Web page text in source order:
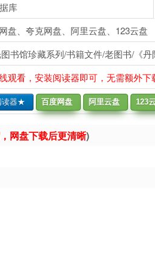
库
盘、夸克网盘、阿里云盘、123云盘
书馆珍藏系列/书籍文件/老图书/《
观看，安装阅读器即可，无需额外下
器★ 百度网盘 阿里云盘 123
网盘下载后更清晰)